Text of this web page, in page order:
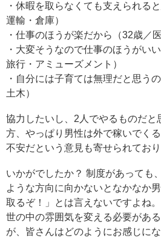
・休暇を取らなくても支えられる
運輸・倉庫）
・仕事のほうが楽だから（32歳／
・大変そうなので仕事のほうがい
旅行・アミューズメント）
・自分には子育ては無理だと思う
土木）
協力したいし、2人でやるものだと
方、やっぱり男性は外で稼いでく
不安だという意見も寄せられており
いかがでしたか？ 制度があっても
ような方向に向かないとなかなか
取るぞ！」とは言えないですよね
世の中の雰囲気を変える必要があ
が、皆さんはどのようにお感じに